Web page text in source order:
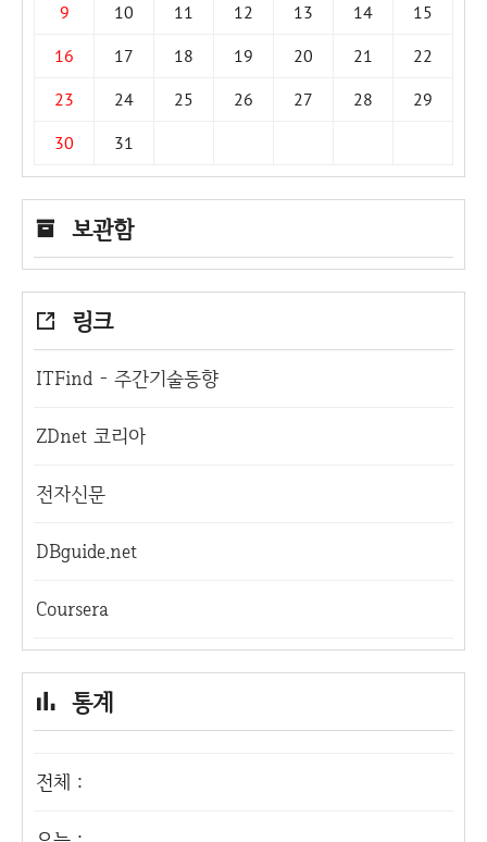
9
10 11 12 13 14
15
16
17 18 19 20 21
22
23
24 25 26 27 28
29
30
31
보관함
링크
ITFind - 주간기술동향
ZDnet 코리아
전자신문
DBguide.net
Coursera
통계
전체 :